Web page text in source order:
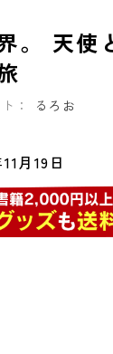
。 天使
： るろお
月19日